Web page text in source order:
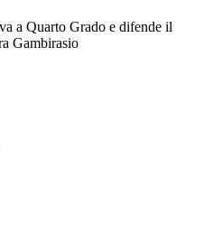
a Quarto Grado e difende il
Gambirasio